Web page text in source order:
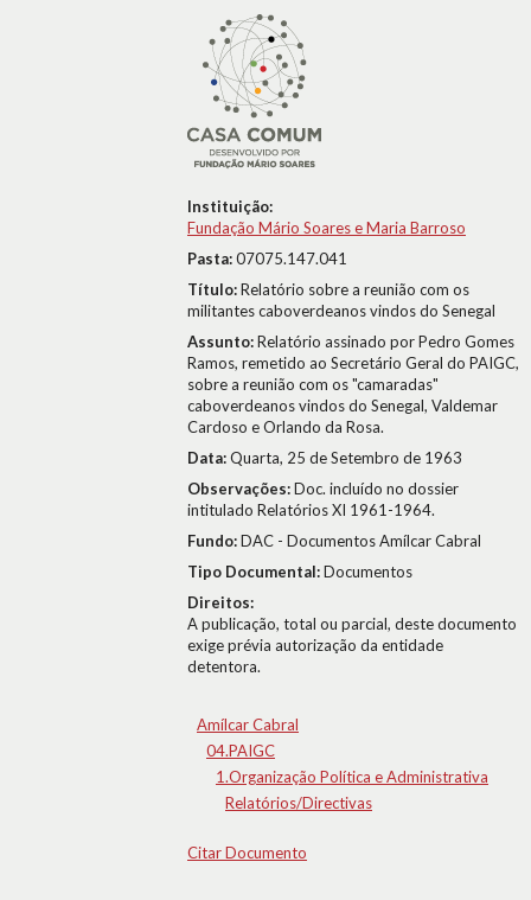
Instituição:
Fundação Mário Soares e Maria Barroso
Pasta:07075.147.041
Título:Relatório sobre a reunião com os
militantes caboverdeanos vindos do Senegal
Assunto:Relatório assinado por Pedro Gomes
Ramos, remetido ao Secretário Geral do PAIGC,
sobre a reunião com os "camaradas"
caboverdeanos vindos do Senegal, Valdemar
Cardoso e Orlando da Rosa.
Data:Quarta, 25 de Setembro de 1963
Observações:Doc. incluído no dossier
intitulado Relatórios XI 1961-1964.
Fundo:DAC - Documentos Amílcar Cabral
Tipo Documental:Documentos
Direitos:
A publicação, total ou parcial, deste documento
exige prévia autorização da entidade
detentora.
Amílcar Cabral
04.PAIGC
1.Organização Política e Administrativa
Relatórios/Directivas
Citar Documento